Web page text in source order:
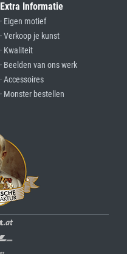
Extra Informatie
· Eigen motief
· Verkoop je kunst
· Kwaliteit
· Beelden van ons werk
· Accessoires
· Monster bestellen